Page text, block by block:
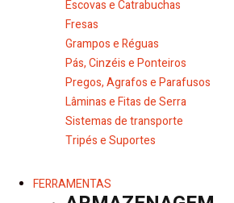
Escovas e Catrabuchas
Fresas
Grampos e Réguas
Pás, Cinzéis e Ponteiros
Pregos, Agrafos e Parafusos
Lâminas e Fitas de Serra
Sistemas de transporte
Tripés e Suportes
FERRAMENTAS